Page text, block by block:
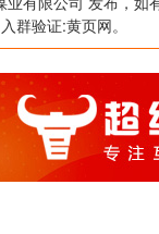
群验证:黄页网。